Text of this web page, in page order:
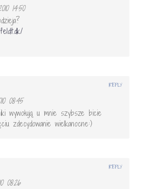
14:50
08:45
wywołują u mnie szybsze bicie
zdecydowanie wielkanocne:)
REPLY
08:26
REPLY